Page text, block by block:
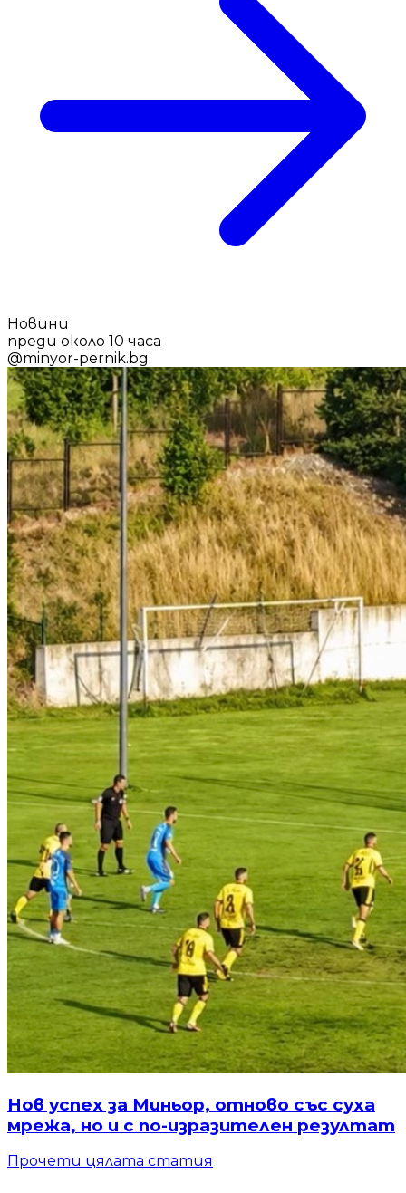
Новини
преди около 10 часа
@minyor-pernik.bg
Нов успех за Миньор, отново със суха
мрежа, но и с по-изразителен резултат
Прочети цялата статия